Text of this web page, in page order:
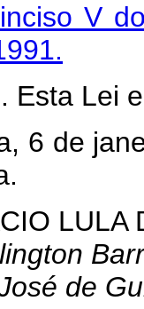
inciso V do
Esta Lei
6 de
LULA
de